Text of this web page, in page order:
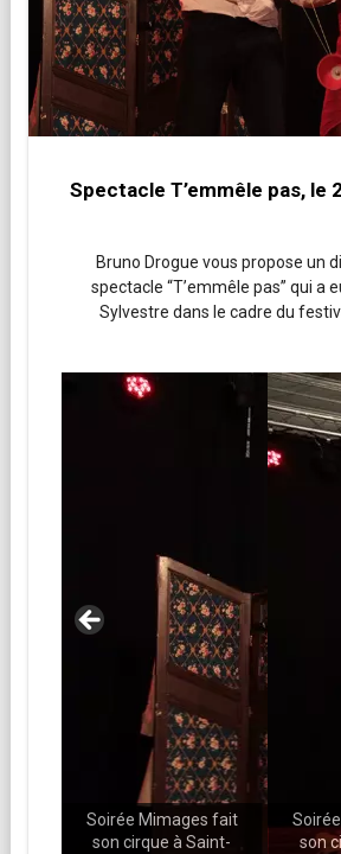
Spectacle T’emmêle pas, le
Bruno Drogue vous propose un
spectacle “T’emmêle pas” qui a
Sylvestre dans le cadre du
Soirée Mimages fait
son cirque à Saint-
son